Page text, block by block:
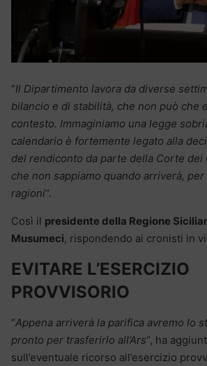
“Il Dipartimento lavora da diverse
bilancio e di stabilità, che non può che
contesto. Immaginiamo una legge
calendario è fortemente legato alla
del rendiconto da parte della Corte dei
che non sappiamo quando arriverà,
ragioni“.
Così il presidente della Regione
Musumeci, rispondendo ai cronisti in
EVITARE L’ESERCIZIO
PROVVISORIO
“Appena arriverà la parifica avremo lo
pronto per trasferirlo all’Ars“, ha
sull’eventuale ricorso all’esercizio